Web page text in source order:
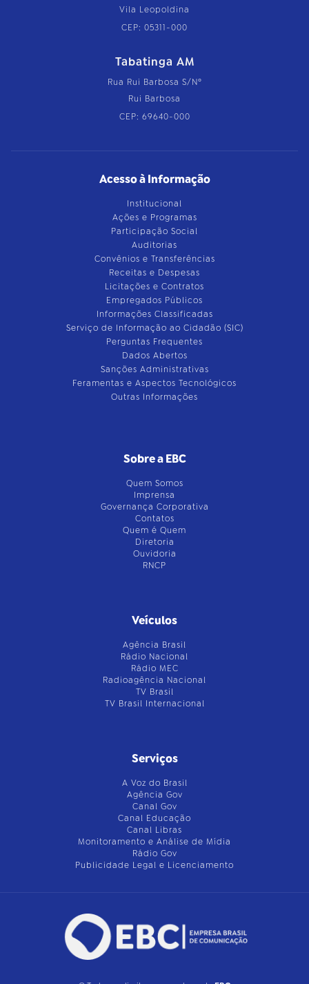
Vila Leopoldina
CEP: 05311-000
Tabatinga AM
Rua Rui Barbosa S/Nº
Rui Barbosa
CEP: 69640-000
Acesso à Informação
Institucional
Ações e Programas
Participação Social
Auditorias
Convênios e Transferências
Receitas e Despesas
Licitações e Contratos
Empregados Públicos
Informações Classificadas
Serviço de Informação ao Cidadão (SIC)
Perguntas Frequentes
Dados Abertos
Sanções Administrativas
Feramentas e Aspectos Tecnológicos
Outras Informações
Sobre a EBC
Quem Somos
Imprensa
Governança Corporativa
Contatos
Quem é Quem
Diretoria
Ouvidoria
RNCP
Veículos
Agência Brasil
Rádio Nacional
Rádio MEC
Radioagência Nacional
TV Brasil
TV Brasil Internacional
Serviços
A Voz do Brasil
Agência Gov
Canal Gov
Canal Educação
Canal Libras
Monitoramento e Análise de Mídia
Rádio Gov
Publicidade Legal e Licenciamento